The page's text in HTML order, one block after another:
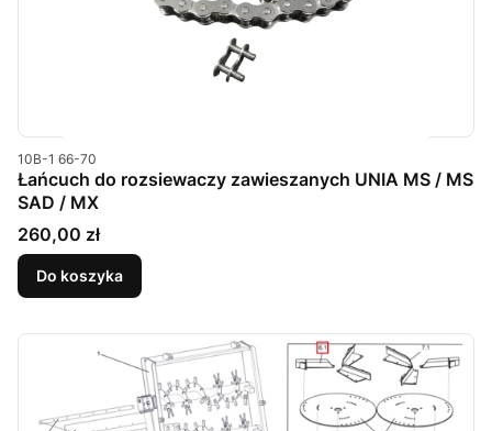
Kod produktu
10B-1 66-70
Łańcuch do rozsiewaczy zawieszanych UNIA MS / MS
SAD / MX
Cena
260,00 zł
Do koszyka